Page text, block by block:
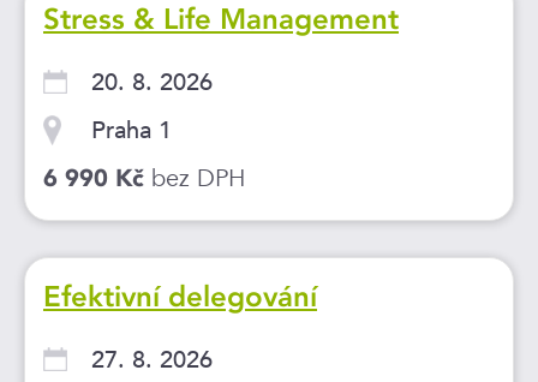
Stress & Life Management
20. 8. 2026
Praha 1
6 990 Kč bez DPH
Efektivní delegování
27. 8. 2026